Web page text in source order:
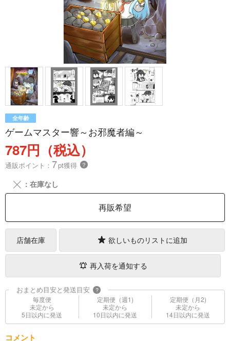
全年齢
ゲームマスター響～お邪魔者編～
787円（税込）
通販ポイント： 7pt獲得 ？
╳ ：在庫なし
再販希望
店舗在庫 欲しいものリストに追加
再入荷を通知する
おまとめ目安と発送目安 ?
毎度便
未定から
5日以内に発送
定期便（週1)
未定から
10日以内に発送
定期便（月2)
未定から
14日以内に発送
コメント